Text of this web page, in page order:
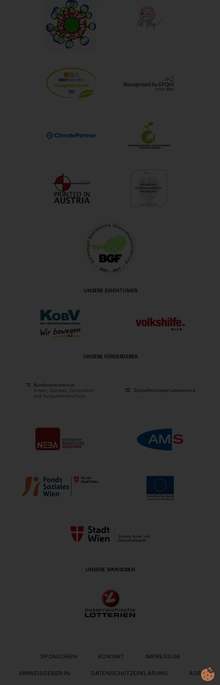
UNSERE EIGENTÜMER
UNSERE FÖRDERGEBER
UNSERE SPONSOREN
METANAVIGATION
SPONSOREN KONTAKT IMPRESSUM
HINWEISGEBER:IN DATENSCHUTZERKLÄRUNG AGB